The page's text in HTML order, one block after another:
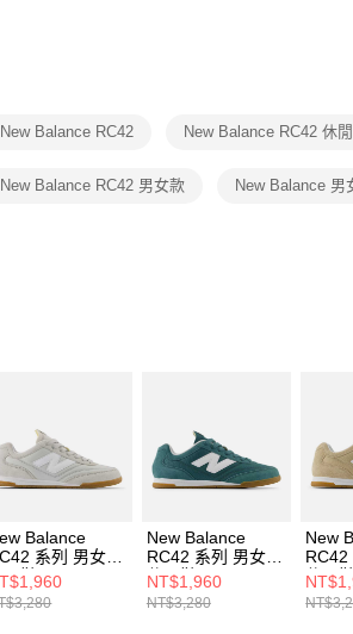
１．
交易
２．
New Balance RC42 New Balance RC42 休
New Balance RC42 男女款 New Balance 男
Balance
系列 男女
閒鞋 URC42DD-
New Balance
RC42 系列 男女
休閒鞋 URC42DE-
D
NT$1,960
NT$3,280
New
RC42
休閒
D